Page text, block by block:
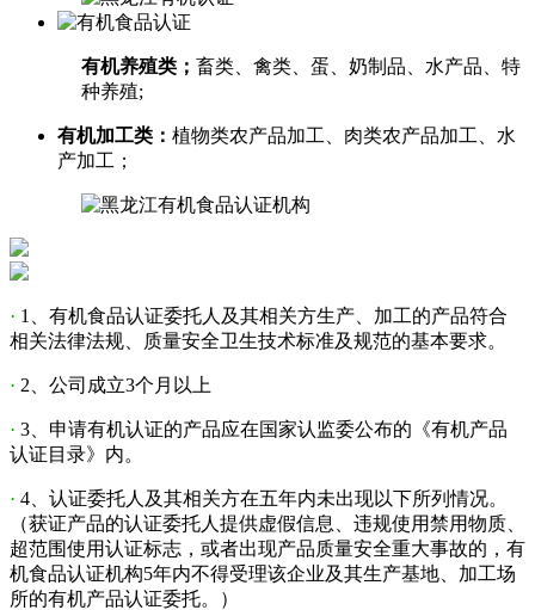
有机养殖类； 畜类、禽类、蛋、奶制品、水产品、特
种养殖;
有机加工类： 植物类农产品加工、肉类农产品加工、水
产加工；
· 1、有机食品认证委托人及其相关方生产、加工的产品符合
相关法律法规、质量安全卫生技术标准及规范的基本要求。
· 2、公司成立3个月以上
· 3、申请有机认证的产品应在国家认监委公布的《有机产品
认证目录》内。
· 4、认证委托人及其相关方在五年内未出现以下所列情况。
（获证产品的认证委托人提供虚假信息、违规使用禁用物质、
超范围使用认证标志，或者出现产品质量安全重大事故的，有
机食品认证机构5年内不得受理该企业及其生产基地、加工场
所的有机产品认证委托。）